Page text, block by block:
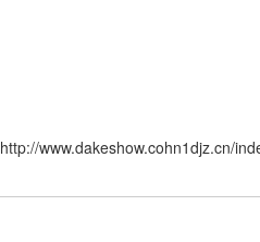
http://www.dakeshow.cohn1djz.cn/